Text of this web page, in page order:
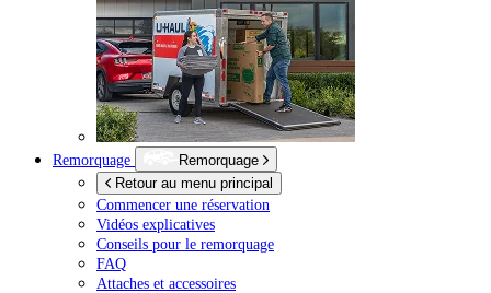
Remorquage
Remorquage
Retour au menu principal
Commencer une réservation
Vidéos explicatives
Conseils pour le remorquage
FAQ
Attaches et accessoires